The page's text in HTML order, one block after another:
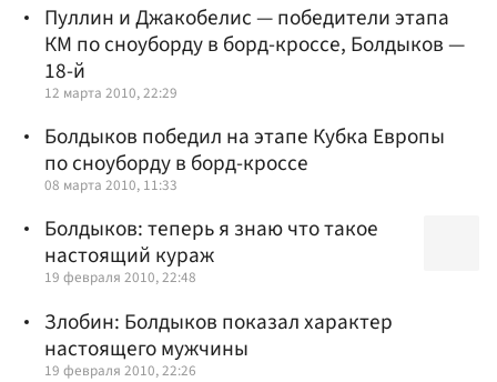
Пуллин и Джакобелис — победители этапа
КМ по сноуборду в борд-кроссе, Болдыков —
18-й
12 марта 2010, 22:29
Болдыков победил на этапе Кубка Европы
по сноуборду в борд-кроссе
08 марта 2010, 11:33
Болдыков: теперь я знаю что такое
настоящий кураж
19 февраля 2010, 22:48
Злобин: Болдыков показал характер
настоящего мужчины
19 февраля 2010, 22:26